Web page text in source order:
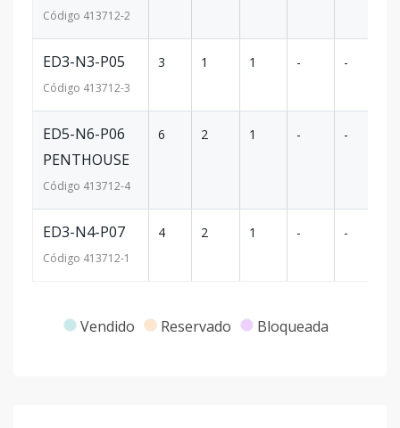
Código 413712-2
ED3-N3-P05
Código 413712-3
3 1 1 - -
ED5-N6-P06
PENTHOUSE
Código 413712-4
6 2 1 - -
ED3-N4-P07
Código 413712-1
4 2 1 - -
Vendido Reservado Bloqueada